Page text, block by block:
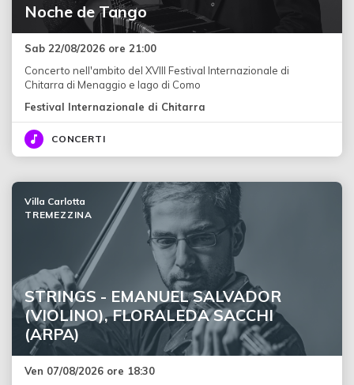
Noche de Tango
Sab 22/08/2026 ore 21:00
Concerto nell'ambito del XVIII Festival Internazionale di
Chitarra di Menaggio e lago di Como
Festival Internazionale di Chitarra
CONCERTI
STRINGS - EMANUEL SALVADOR
(VIOLINO), FLORALEDA SACCHI
(ARPA)
Villa Carlotta
TREMEZZINA
Ven 07/08/2026 ore 18:30